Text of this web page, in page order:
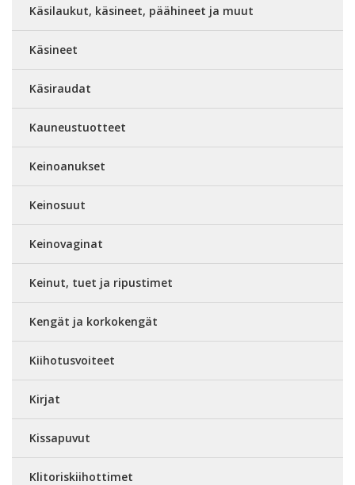
Käsilaukut, käsineet, päähineet ja muut
Käsineet
Käsiraudat
Kauneustuotteet
Keinoanukset
Keinosuut
Keinovaginat
Keinut, tuet ja ripustimet
Kengät ja korkokengät
Kiihotusvoiteet
Kirjat
Kissapuvut
Klitoriskiihottimet